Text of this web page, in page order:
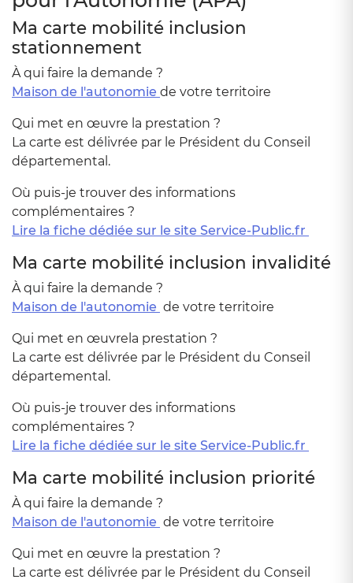
Ma carte mobilité inclusion
stationnement
À qui faire la demande ?
Maison de l'autonomie de votre territoire
Qui met en œuvre la prestation ?
La carte est délivrée par le Président du Conseil
départemental.
Où puis-je trouver des informations
complémentaires ?
Lire la fiche dédiée sur le site Service-Public.fr
Ma carte mobilité inclusion invalidité
À qui faire la demande ?
Maison de l'autonomie de votre territoire
Qui met en œuvrela prestation ?
La carte est délivrée par le Président du Conseil
départemental.
Où puis-je trouver des informations
complémentaires ?
Lire la fiche dédiée sur le site Service-Public.fr
Ma carte mobilité inclusion priorité
À qui faire la demande ?
Maison de l'autonomie de votre territoire
Qui met en œuvre la prestation ?
La carte est délivrée par le Président du Conseil